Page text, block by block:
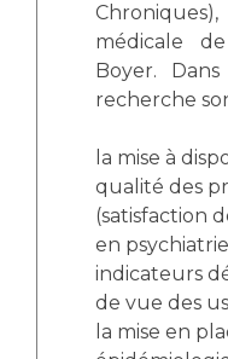
médicale
Boyer.
recherche
la mise à
qualité des
(satisfaction
en
indicateurs
de vue des
la mise en